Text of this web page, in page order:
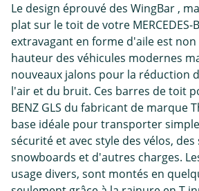
Le design éprouvé des WingBar ,
plat sur le toit de votre MERCEDES-
extravagant en forme d'aile est
hauteur des véhicules modernes
nouveaux jalons pour la réduction
l'air et du bruit. Ces barres de toit
BENZ GLS du fabricant de marque
base idéale pour transporter
sécurité et avec style des vélos, des
snowboards et d'autres charges.
usage divers, sont montés en